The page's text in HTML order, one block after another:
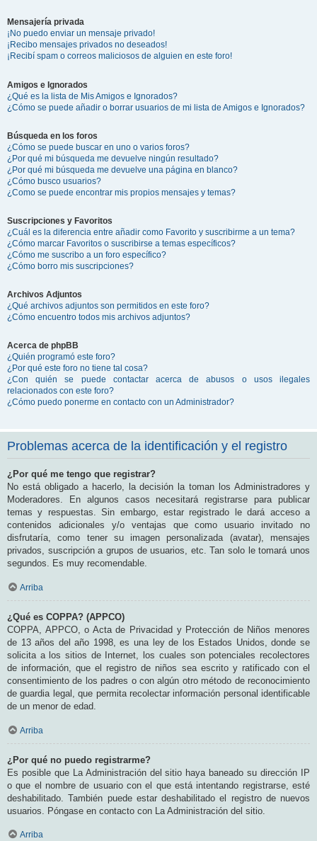
Mensajería privada
¡No puedo enviar un mensaje privado!
¡Recibo mensajes privados no deseados!
¡Recibí spam o correos maliciosos de alguien en este foro!
Amigos e Ignorados
¿Qué es la lista de Mis Amigos e Ignorados?
¿Cómo se puede añadir o borrar usuarios de mi lista de Amigos e Ignorados?
Búsqueda en los foros
¿Cómo se puede buscar en uno o varios foros?
¿Por qué mi búsqueda me devuelve ningún resultado?
¿Por qué mi búsqueda me devuelve una página en blanco?
¿Cómo busco usuarios?
¿Como se puede encontrar mis propios mensajes y temas?
Suscripciones y Favoritos
¿Cuál es la diferencia entre añadir como Favorito y suscribirme a un tema?
¿Cómo marcar Favoritos o suscribirse a temas específicos?
¿Cómo me suscribo a un foro específico?
¿Cómo borro mis suscripciones?
Archivos Adjuntos
¿Qué archivos adjuntos son permitidos en este foro?
¿Cómo encuentro todos mis archivos adjuntos?
Acerca de phpBB
¿Quién programó este foro?
¿Por qué este foro no tiene tal cosa?
¿Con quién se puede contactar acerca de abusos o usos ilegales
relacionados con este foro?
¿Cómo puedo ponerme en contacto con un Administrador?
Problemas acerca de la identificación y el registro
¿Por qué me tengo que registrar?
No está obligado a hacerlo, la decisión la toman los Administradores y
Moderadores. En algunos casos necesitará registrarse para publicar
temas y respuestas. Sin embargo, estar registrado le dará acceso a
contenidos adicionales y/o ventajas que como usuario invitado no
disfrutaría, como tener su imagen personalizada (avatar), mensajes
privados, suscripción a grupos de usuarios, etc. Tan solo le tomará unos
segundos. Es muy recomendable.
Arriba
¿Qué es COPPA? (APPCO)
COPPA, APPCO, o Acta de Privacidad y Protección de Niños menores
de 13 años del año 1998, es una ley de los Estados Unidos, donde se
solicita a los sitios de Internet, los cuales son potenciales recolectores
de información, que el registro de niños sea escrito y ratificado con el
consentimiento de los padres o con algún otro método de reconocimiento
de guardia legal, que permita recolectar información personal identificable
de un menor de edad.
Arriba
¿Por qué no puedo registrarme?
Es posible que La Administración del sitio haya baneado su dirección IP
o que el nombre de usuario con el que está intentando registrarse, esté
deshabilitado. También puede estar deshabilitado el registro de nuevos
usuarios. Póngase en contacto con La Administración del sitio.
Arriba